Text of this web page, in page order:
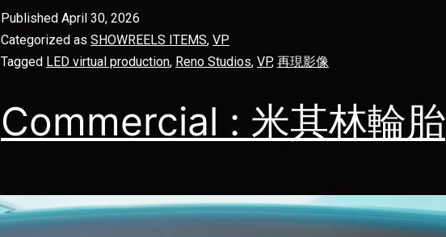
Published April 30, 2026
Categorized as SHOWREELS ITEMS, VP
Tagged LED virtual production, Reno Studios, VP, 再現影像
Commercial : 米其林輪胎